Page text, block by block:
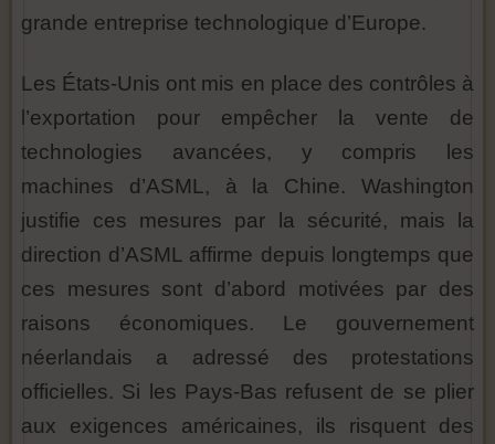
grande entreprise technologique d’Europe.
Les États-Unis ont mis en place des contrôles à
l’exportation pour empêcher la vente de
technologies avancées, y compris les
machines d’ASML, à la Chine. Washington
justifie ces mesures par la sécurité, mais la
direction d’ASML affirme depuis longtemps que
ces mesures sont d’abord motivées par des
raisons économiques. Le gouvernement
néerlandais a adressé des protestations
officielles. Si les Pays-Bas refusent de se plier
aux exigences américaines, ils risquent des